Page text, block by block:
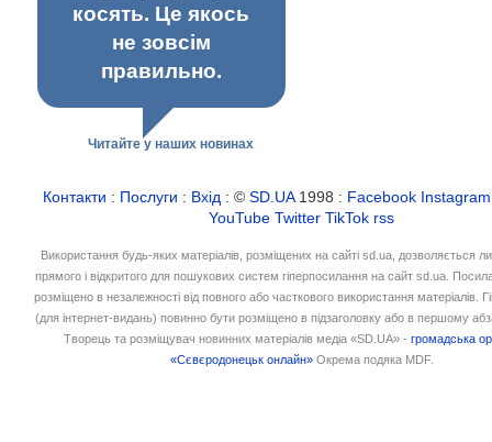
косять. Це якось
не зовсім
правильно.
Читайте у наших новинах
Контакти : Послуги : Вхід : ©SD.UA1998 : Facebook Instagram
YouTube Twitter TikTok rss
Використання будь-яких матеріалів, розміщених на сайті sd.ua, дозволяється
прямого і відкритого для пошукових систем гіперпосилання на сайт sd.ua.
розміщено в незалежності від повного або часткового використання матеріалів.
(для інтернет-видань) повинно бути розміщено в підзаголовку або в першому
Творець та розміщувач новинних матеріалів медіа «SD.UA» -громадська
«Сєвєродонецьк онлайн» Окрема подяка MDF.